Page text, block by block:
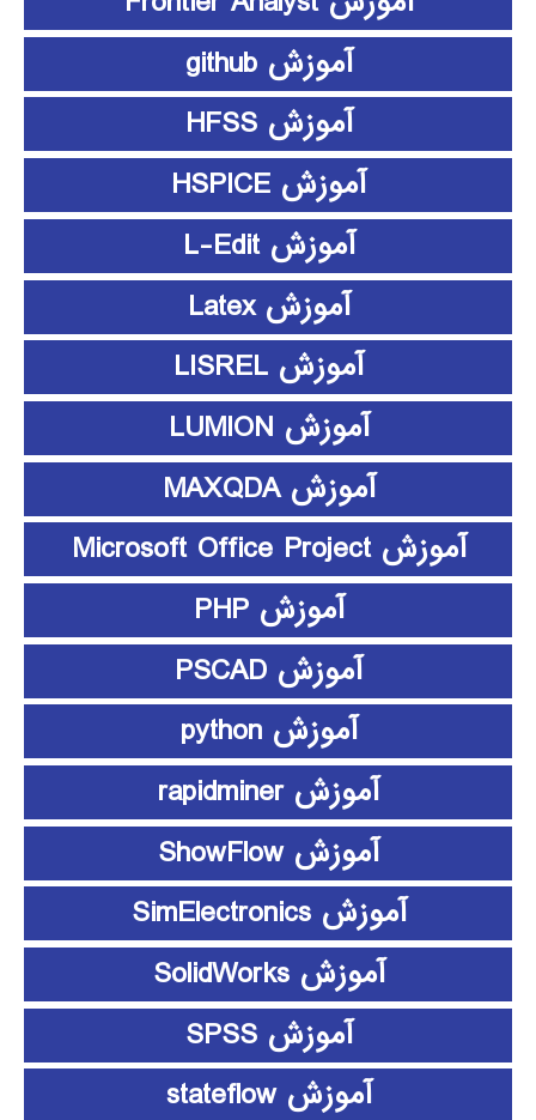
آموزش github
آموزش HFSS
آموزش HSPICE
آموزش L-Edit
آموزش Latex
آموزش LISREL
آموزش LUMION
آموزش MAXQDA
آموزش Microsoft Office Project
آموزش PHP
آموزش PSCAD
آموزش python
آموزش rapidminer
آموزش ShowFlow
آموزش SimElectronics
آموزش SolidWorks
آموزش SPSS
آموزش stateflow